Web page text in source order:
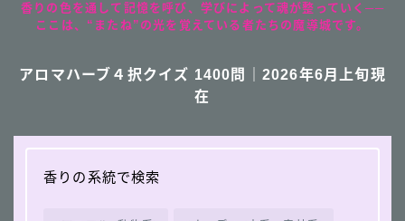
香りの色を通して記憶を呼び、学びによって魂が整っていく──
ここは、“またね”の光を覚えている者たちの魔導城です。
アロマハーブ４択クイズ 1400問｜2026年6月上旬現
在
香りの系統で検索